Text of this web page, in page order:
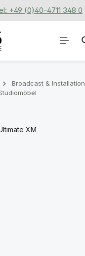
+49 (0)40-4711 348 0
Broadcast & Installation